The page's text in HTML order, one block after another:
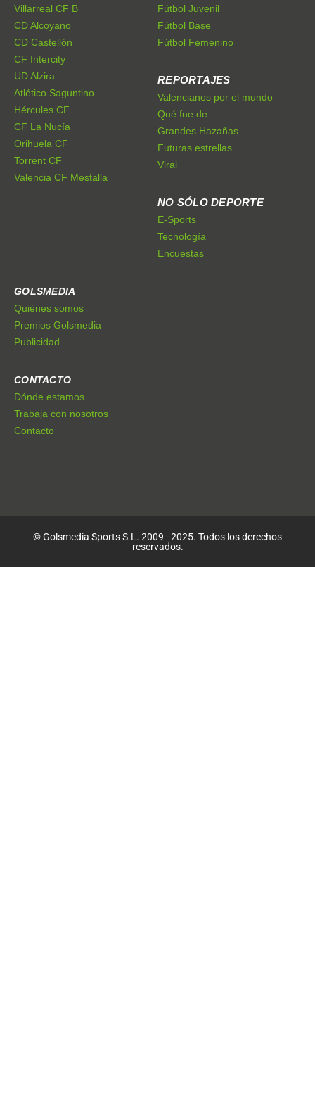
Villarreal CF B
CD Alcoyano
CD Castellón
CF Intercity
UD Alzira
Atlético Saguntino
Hércules CF
CF La Nucía
Orihuela CF
Torrent CF
Valencia CF Mestalla
Fútbol Juvenil
Fútbol Base
Fútbol Femenino
REPORTAJES
Valencianos por el mundo
Qué fue de...
Grandes Hazañas
Futuras estrellas
Viral
NO SÓLO DEPORTE
E-Sports
Tecnología
Encuestas
GOLSMEDIA
Quiénes somos
Premios Golsmedia
Publicidad
CONTACTO
Dónde estamos
Trabaja con nosotros
Contacto
© Golsmedia Sports S.L. 2009 - 2025. Todos los derechos
reservados.